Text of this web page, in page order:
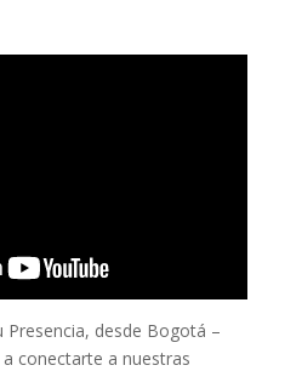
Presencia, desde Bogotá –
conectarte a nuestras